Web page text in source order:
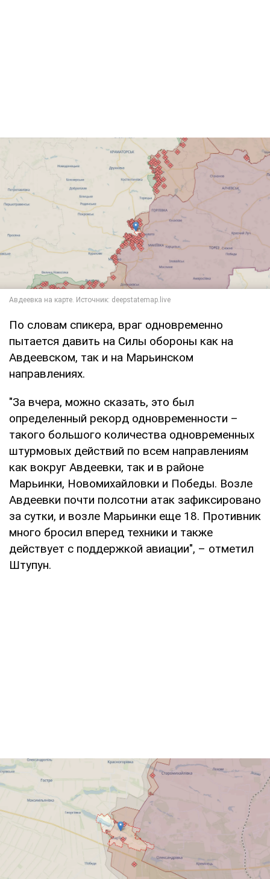
По словам спикера, враг одновременно
пытается давить на Силы обороны как на
Авдеевском, так и на Марьинском
направлениях.
"За вчера, можно сказать, это был
определенный рекорд одновременности –
такого большого количества одновременных
штурмовых действий по всем направлениям
как вокруг Авдеевки, так и в районе
Марьинки, Новомихайловки и Победы. Возле
Авдеевки почти полсотни атак зафиксировано
за сутки, и возле Марьинки еще 18. Противник
много бросил вперед техники и также
действует с поддержкой авиации", – отметил
Штупун.